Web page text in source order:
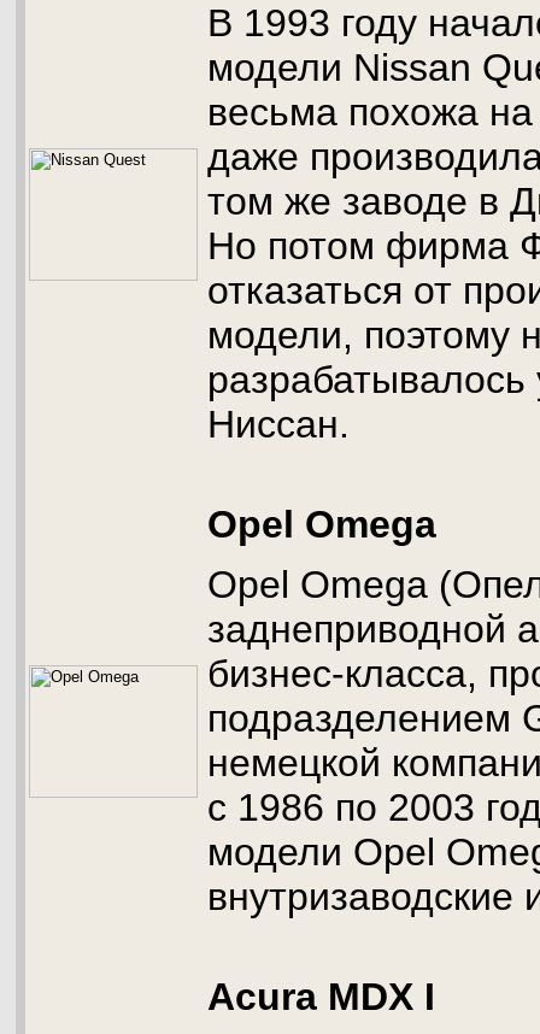
В 1993 году
модели Nissan
весьма похожа
даже
том же заводе в
Но потом фирма
отказаться от
модели, поэтому
Ниссан.
Opel Omega
Opel Omega
заднеприводной
бизнес-класса,
подразделением
немецкой
с 1986 по 2003
модели Opel
внутризаводские
Acura MDX I